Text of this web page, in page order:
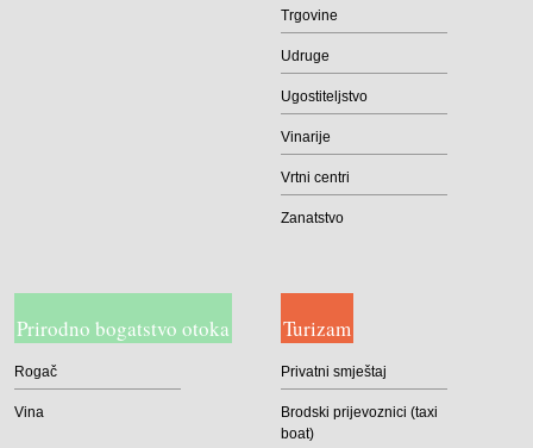
Trgovine
Udruge
Ugostiteljstvo
Vinarije
Vrtni centri
Zanatstvo
Prirodno bogatstvo otoka
Rogač
Vina
Turizam
Privatni smještaj
Brodski prijevoznici (taxi
boat)